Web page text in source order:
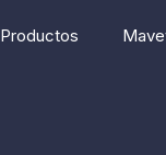
Productos